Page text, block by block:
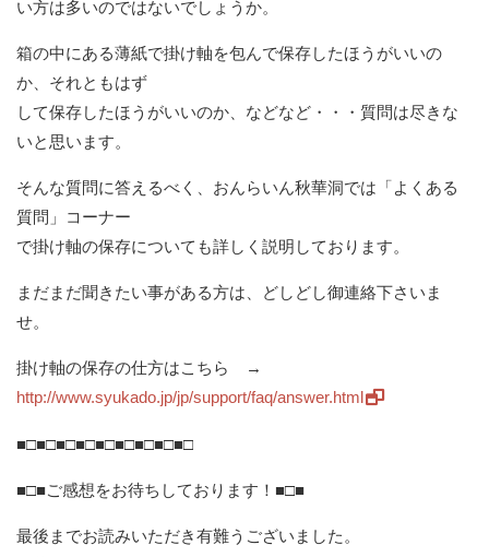
い方は多いのではないでしょうか。
箱の中にある薄紙で掛け軸を包んで保存したほうがいいの
か、それともはず
して保存したほうがいいのか、などなど・・・質問は尽きな
いと思います。
そんな質問に答えるべく、おんらいん秋華洞では「よくある
質問」コーナー
で掛け軸の保存についても詳しく説明しております。
まだまだ聞きたい事がある方は、どしどし御連絡下さいま
せ。
掛け軸の保存の仕方はこちら →
http://www.syukado.jp/jp/support/faq/answer.html
■□■□■□■□■□■□■□■□■□
■□■ご感想をお待ちしております！■□■
最後までお読みいただき有難うございました。